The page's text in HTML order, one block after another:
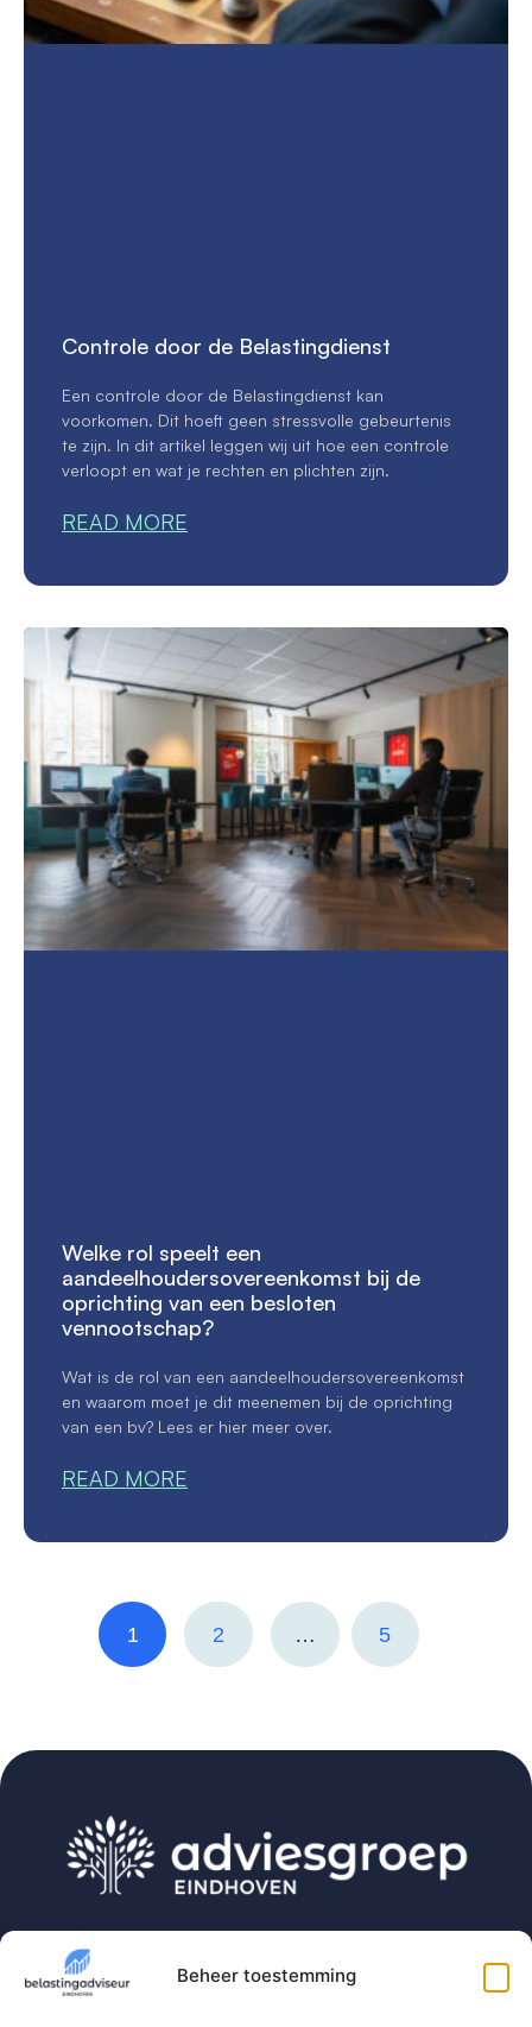
Beheer toestemming
Controle door de Belastingdienst
Een controle door de Belastingdienst kan
voorkomen. Dit hoeft geen stressvolle gebeurtenis
te zijn. In dit artikel leggen wij uit hoe een controle
verloopt en wat je rechten en plichten zijn.
READ MORE
Welke rol speelt een
aandeelhoudersovereenkomst bij de
oprichting van een besloten
vennootschap?
Wat is de rol van een aandeelhoudersovereenkomst
en waarom moet je dit meenemen bij de oprichting
van een bv? Lees er hier meer over.
READ MORE
1 2 … 5
Belastingadviseur Eindhoven is onderdeel van
Adviesgroep Eindhoven. De one-stop-shop voor